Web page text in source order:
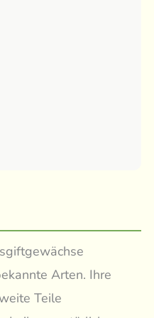
Arten. Ihre
Teile